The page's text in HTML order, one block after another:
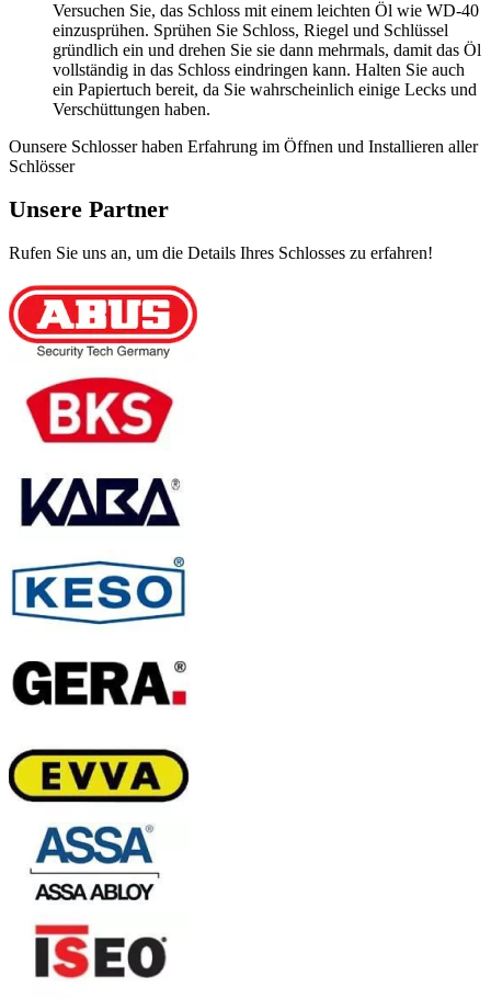
Versuchen Sie, das Schloss mit einem leichten Öl wie WD-40
einzusprühen. Sprühen Sie Schloss, Riegel und Schlüssel
gründlich ein und drehen Sie sie dann mehrmals, damit das Öl
vollständig in das Schloss eindringen kann. Halten Sie auch
ein Papiertuch bereit, da Sie wahrscheinlich einige Lecks und
Verschüttungen haben.
Ounsere Schlosser haben Erfahrung im Öffnen und Installieren aller
Schlösser
Unsere Partner
Rufen Sie uns an, um die Details Ihres Schlosses zu erfahren!